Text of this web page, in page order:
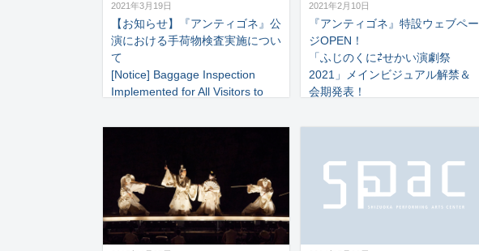
2021年3月19日
【お知らせ】『アンティゴネ』公
演における手荷物検査実施につい
て
[Notice] Baggage Inspection
Implemented for All Visitors to
2021年2月10日
『アンティゴネ』特設ウェブペー
ジOPEN！
「ふじのくに⇄せかい演劇祭
2021」メインビジュアル解禁＆
会期発表！